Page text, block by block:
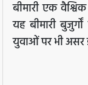
बीमारी एक
यह बीमारी
युवाओं पर भी असर